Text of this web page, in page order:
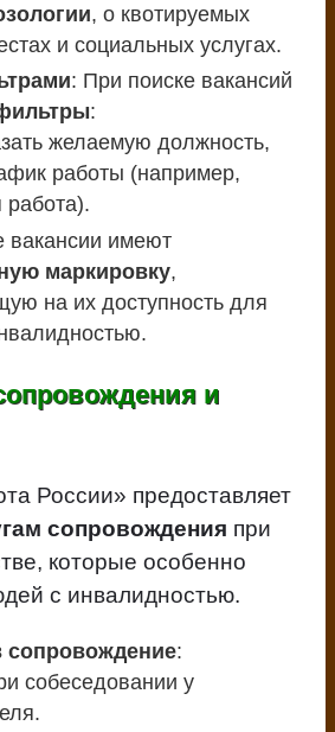
, о квотируемых
и социальных услугах.
: При поиске вакансий
:
желаемую должность,
работы (например,
работа).
вакансии имеют
маркировку,
на их доступность для
и
России» предоставляет
сопровождения при
которые особенно
с инвалидностью.
сопровождение:
собеседовании у